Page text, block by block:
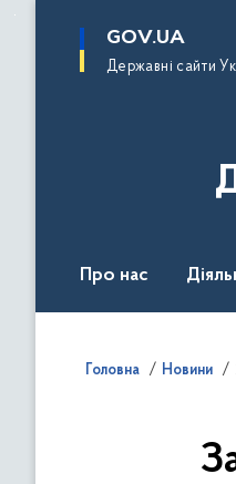
основного
GOV.UA
Державні сайти
Про нас
Головна Новини